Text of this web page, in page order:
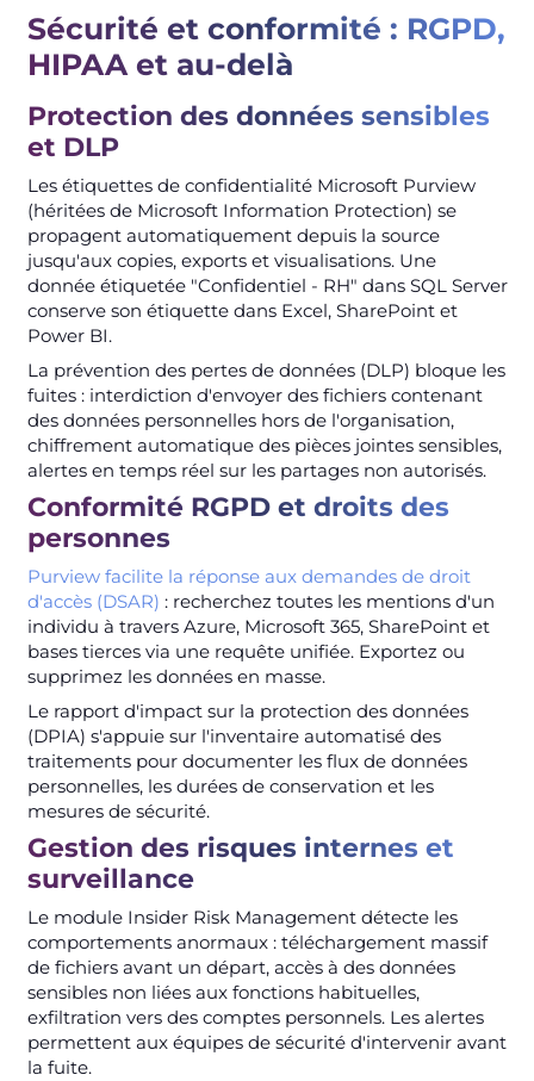
Sécurité et conformité : RGPD,
HIPAA et au-delà
Protection des données sensibles
et DLP
Les étiquettes de confidentialité Microsoft Purview
(héritées de Microsoft Information Protection) se
propagent automatiquement depuis la source
jusqu'aux copies, exports et visualisations. Une
donnée étiquetée "Confidentiel - RH" dans SQL Server
conserve son étiquette dans Excel, SharePoint et
Power BI.
La prévention des pertes de données (DLP) bloque les
fuites : interdiction d'envoyer des fichiers contenant
des données personnelles hors de l'organisation,
chiffrement automatique des pièces jointes sensibles,
alertes en temps réel sur les partages non autorisés.
Conformité RGPD et droits des
personnes
Purview facilite la réponse aux demandes de droit
d'accès (DSAR) : recherchez toutes les mentions d'un
individu à travers Azure, Microsoft 365, SharePoint et
bases tierces via une requête unifiée. Exportez ou
supprimez les données en masse.
Le rapport d'impact sur la protection des données
(DPIA) s'appuie sur l'inventaire automatisé des
traitements pour documenter les flux de données
personnelles, les durées de conservation et les
mesures de sécurité.
Gestion des risques internes et
surveillance
Le module Insider Risk Management détecte les
comportements anormaux : téléchargement massif
de fichiers avant un départ, accès à des données
sensibles non liées aux fonctions habituelles,
exfiltration vers des comptes personnels. Les alertes
permettent aux équipes de sécurité d'intervenir avant
la fuite.